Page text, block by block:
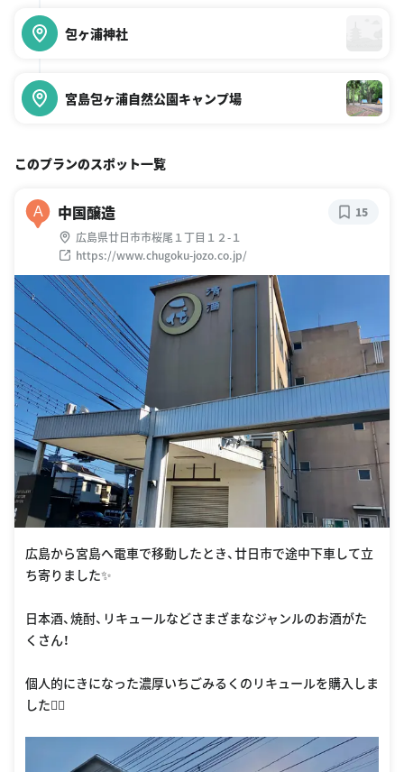
包ヶ浦神社
宮島包ヶ浦自然公園キャンプ場
このプランのスポット一覧
A 中国醸造
広島県廿日市市桜尾１丁目１２-１
https://www.chugoku-jozo.co.jp/
15
広島から宮島へ電車で移動したとき、廿日市で途中下車して立
ち寄りました✨
日本酒、焼酎、リキュールなどさまざまなジャンルのお酒がた
くさん！
個人的にきになった濃厚いちごみるくのリキュールを購入しま
した🏃‍♀️